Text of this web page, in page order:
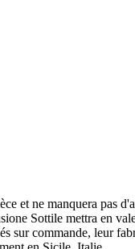
et ne manquera pas
Sottile mettra en
sur commande, leur